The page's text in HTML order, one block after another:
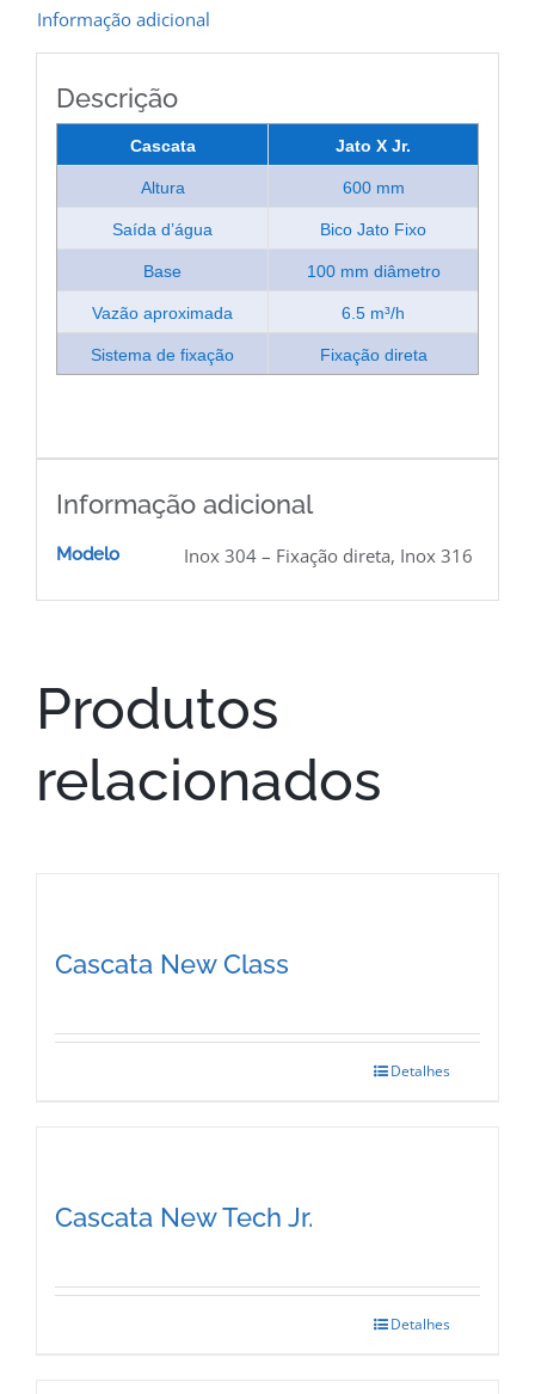
Informação adicional
Descrição
Cascata Jato X Jr.
Altura 600 mm
Saída d’água Bico Jato Fixo
Base 100 mm diâmetro
Vazão aproximada 6.5 m³/h
Sistema de fixação Fixação direta
Informação adicional
Modelo Inox 304 – Fixação direta, Inox 316
Produtos
relacionados
Cascata New Class
Detalhes
Cascata New Tech Jr.
Detalhes